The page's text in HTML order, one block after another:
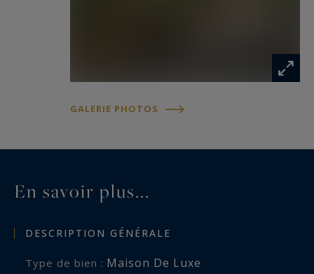
GALERIE PHOTOS
En savoir plus...
DESCRIPTION GÉNÉRALE
Type de bien : Maison De Luxe